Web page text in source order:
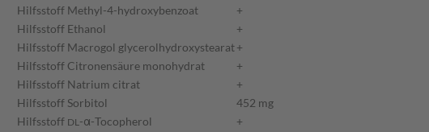
Hilfsstoff Methyl-4-hydroxybenzoat
+
Hilfsstoff Ethanol
+
Hilfsstoff Macrogol glycerolhydroxystearat+
Hilfsstoff Citronensäure monohydrat
+
Hilfsstoff Natrium citrat
+
Hilfsstoff Sorbitol
452 mg
Hilfsstoff DL-α-Tocopherol
+